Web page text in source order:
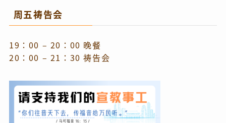
周五祷告会
19：00 – 20：00 晚餐
20：00 – 21：30 祷告会